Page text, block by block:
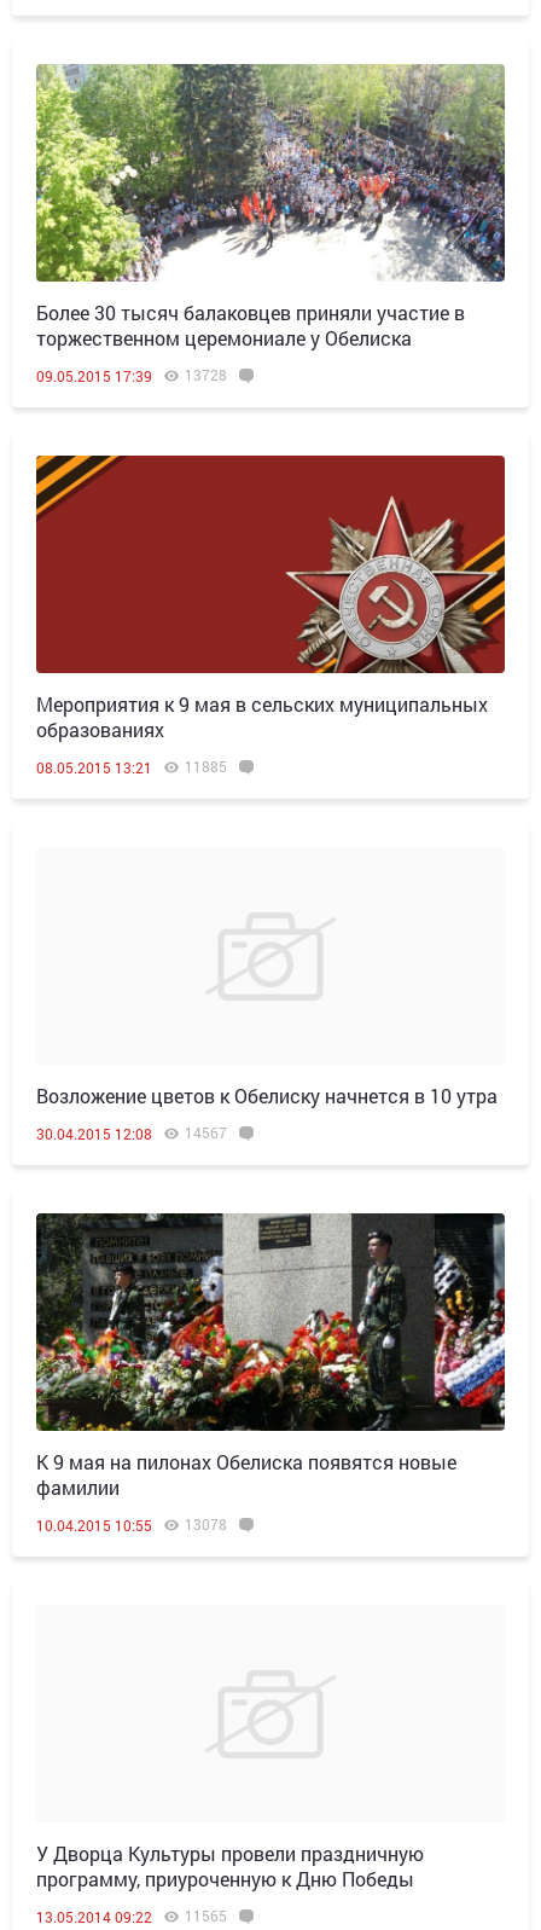
Более 30 тысяч балаковцев приняли участие в
торжественном церемониале у Обелиска
09.05.2015 17:39 13728
Мероприятия к 9 мая в сельских муниципальных
образованиях
08.05.2015 13:21 11885
Возложение цветов к Обелиску начнется в 10 утра
30.04.2015 12:08 14567
К 9 мая на пилонах Обелиска появятся новые
фамилии
10.04.2015 10:55 13078
У Дворца Культуры провели праздничную
программу, приуроченную к Дню Победы
13.05.2014 09:22 11565